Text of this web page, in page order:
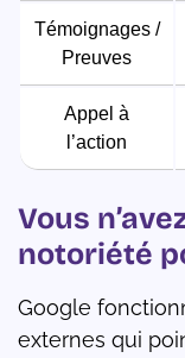
Témoignages /
Preuves
Appel à
l’action
Vous
notoriété
Google
externes qui